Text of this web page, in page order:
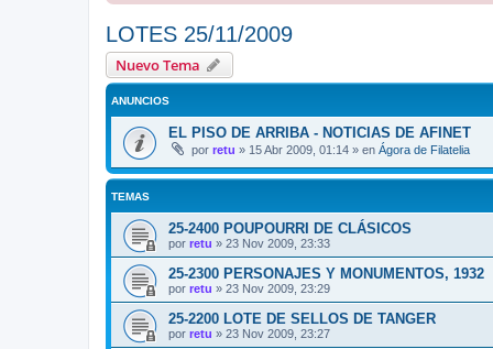
LOTES 25/11/2009
Nuevo Tema
ANUNCIOS
EL PISO DE ARRIBA - NOTICIAS DE AFINET
por retu » 15 Abr 2009, 01:14 » en Ágora de Filatelia
TEMAS
25-2400 POUPOURRI DE CLÁSICOS
por retu » 23 Nov 2009, 23:33
25-2300 PERSONAJES Y MONUMENTOS, 1932
por retu » 23 Nov 2009, 23:29
25-2200 LOTE DE SELLOS DE TANGER
por retu » 23 Nov 2009, 23:27